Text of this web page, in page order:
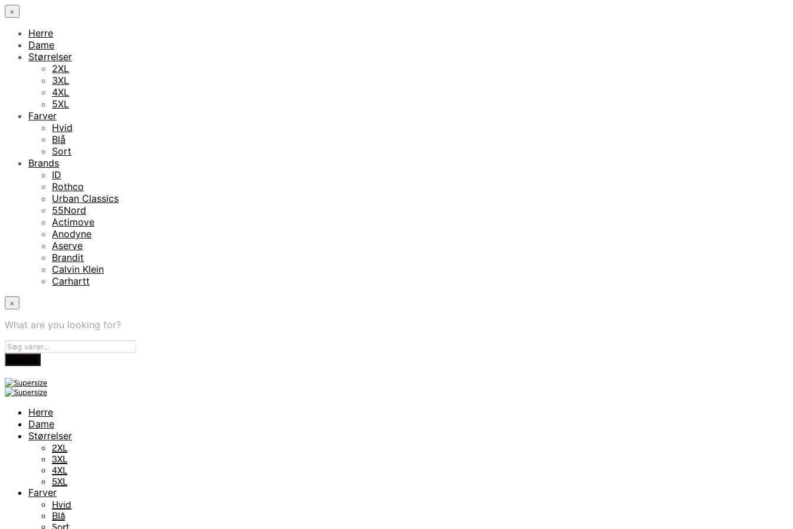
×
Herre
Dame
Størrelser
2XL
3XL
4XL
5XL
Farver
Hvid
Blå
Sort
Brands
ID
Rothco
Urban Classics
55Nord
Actimove
Anodyne
Aserve
Brandit
Calvin Klein
Carhartt
×
What are you looking for?
Herre
Dame
Størrelser
2XL
3XL
4XL
5XL
Farver
Hvid
Blå
Sort